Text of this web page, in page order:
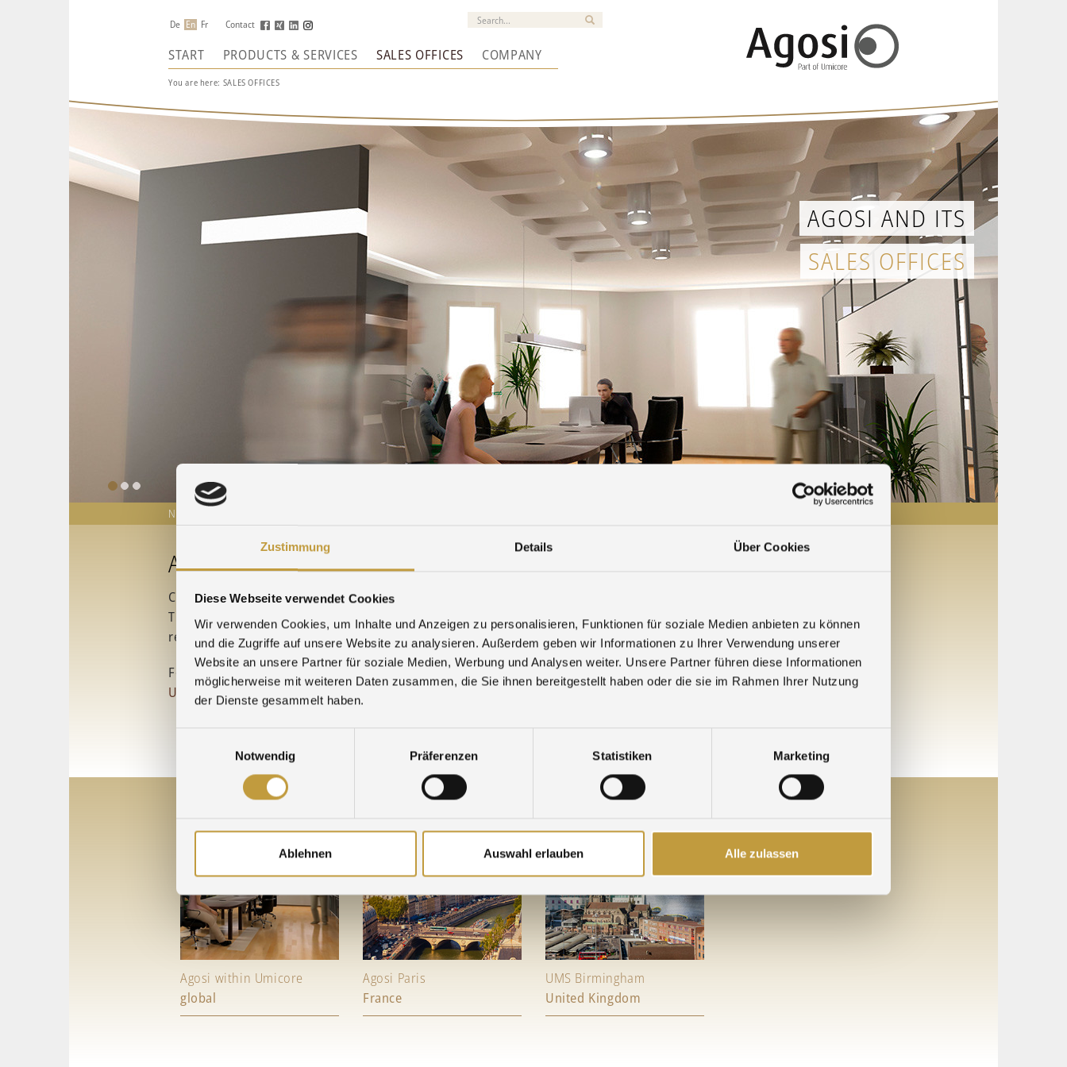
Zustimmung Details Über Cookies
Diese Webseite verwendet Cookies
Wir verwenden Cookies, um Inhalte und Anzeigen zu personalisieren, Funktionen für soziale Medien anbieten zu können
und die Zugriffe auf unsere Website zu analysieren. Außerdem geben wir Informationen zu Ihrer Verwendung unserer
Website an unsere Partner für soziale Medien, Werbung und Analysen weiter. Unsere Partner führen diese Informationen
möglicherweise mit weiteren Daten zusammen, die Sie ihnen bereitgestellt haben oder die sie im Rahmen Ihrer Nutzung
der Dienste gesammelt haben.
Notwendig
Präferenzen Statistiken Marketing
Ablehnen Auswahl erlauben Alle zulassen
De En Fr Contact
START PRODUCTS & SERVICES SALES OFFICES COMPANY
You are here: SALES OFFICES
AGOSI AND ITS
SALES OFFICES
NEWS
Agosi Sales Offices
Close to our customers in the precious metals business: Visit us at our offices in
The closed loop of refining, products and precious metals management is the basic principle of all our activities. For this
reason, Agosi is firmly rooted in important European key markets.
For a global view of Agosi’s role and scope of services within the Umicore group, please consult:
Umicore BU JIM Landing Page
Agosi within Umicore
global
Agosi Paris
France
UMS Birmingham
United Kingdom